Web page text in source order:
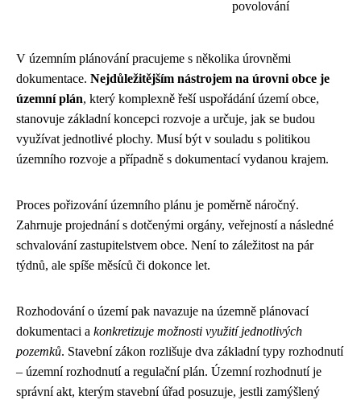
povolování
V územním plánování pracujeme s několika úrovněmi
dokumentace. Nejdůležitějším nástrojem na úrovni obce je
územní plán, který komplexně řeší uspořádání území obce,
stanovuje základní koncepci rozvoje a určuje, jak se budou
využívat jednotlivé plochy. Musí být v souladu s politikou
územního rozvoje a případně s dokumentací vydanou krajem.
Proces pořizování územního plánu je poměrně náročný.
Zahrnuje projednání s dotčenými orgány, veřejností a následné
schvalování zastupitelstvem obce. Není to záležitost na pár
týdnů, ale spíše měsíců či dokonce let.
Rozhodování o území pak navazuje na územně plánovací
dokumentaci a konkretizuje možnosti využití jednotlivých
pozemků. Stavební zákon rozlišuje dva základní typy rozhodnutí
– územní rozhodnutí a regulační plán. Územní rozhodnutí je
správní akt, kterým stavební úřad posuzuje, jestli zamýšlený